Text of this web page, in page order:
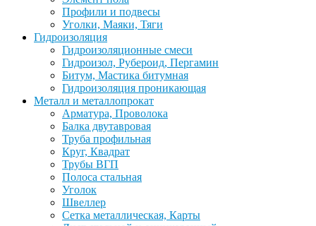
Профили и подвесы
Уголки, Маяки, Тяги
Гидроизоляция
Гидроизоляционные смеси
Гидроизол, Рубероид, Пергамин
Битум, Мастика битумная
Гидроизоляция проникающая
Металл и металлопрокат
Арматура, Проволока
Балка двутавровая
Труба профильная
Круг, Квадрат
Трубы ВГП
Полоса стальная
Уголок
Швеллер
Сетка металлическая, Карты